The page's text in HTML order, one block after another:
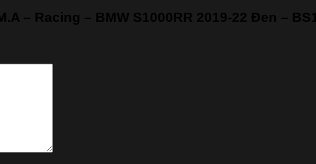
– Racing – BMW S1000RR 2019-22 Đen –